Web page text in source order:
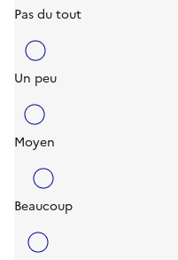
Pas du tout
Un peu
Moyen
Beaucoup